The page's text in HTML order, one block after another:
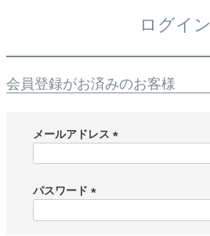
ログイン
会員登録がお済みのお客様
メールアドレス
)
パスワード